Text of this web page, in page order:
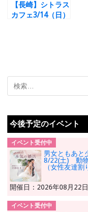
【長崎】シトラス
カフェ3/14（日）
今後予定のイベント
イベント受付中
男女ともあと
8/22(土) 動
（女性友達
開催日：2026年08月22
イベント受付中